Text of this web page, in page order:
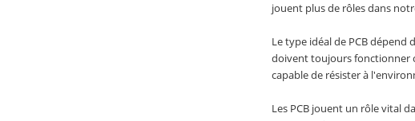
jouent plus de rôles dans
Le type idéal de PCB
doivent toujours fonctionner
capable de résister à
Les PCB jouent un rôle vital